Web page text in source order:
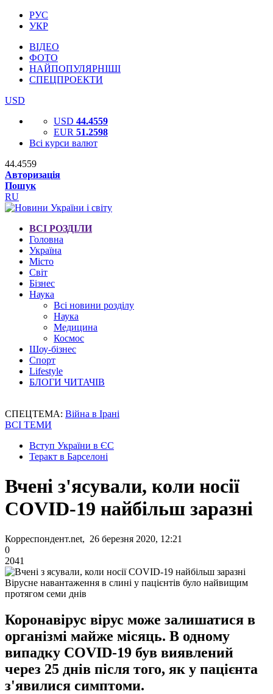
РУС
УКР
ВІДЕО
ФОТО
НАЙПОПУЛЯРНІШІ
СПЕЦПРОЕКТИ
USD
USD 44.4559
EUR 51.2598
Всі курси валют
44.4559
Авторизація
Пошук
RU
ВСІ РОЗДІЛИ
Головна
Україна
Місто
Світ
Бізнес
Наука
Всі новини розділу
Наука
Медицина
Космос
Шоу-бізнес
Спорт
Lifestyle
БЛОГИ ЧИТАЧІВ
СПЕЦТЕМА: Війна в Ірані
ВСІ ТЕМИ
Вступ України в ЄС
Теракт в Барселоні
Вчені з'ясували, коли носії
COVID-19 найбільш заразні
Корреспондент.net, 26 березня 2020, 12:21
0
2041
Вірусне навантаження в слині у пацієнтів було найвищим
протягом семи днів
Коронавірус вірус може залишатися в
організмі майже місяць. В одному
випадку COVID-19 був виявлений
через 25 днів після того, як у пацієнта
з'явилися симптоми.